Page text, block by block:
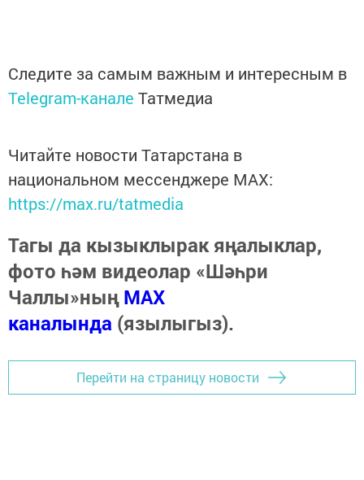
Следите за самым важным и интересным в
Telegram-канале Татмедиа
Читайте новости Татарстана в
национальном мессенджере MАХ:
https://max.ru/tatmedia
Тагы да кызыклырак яңалыклар,
фото һәм видеолар «Шәһри
Чаллы»ныңMAX
каналында (язылыгыз).
Перейти на страницу новости